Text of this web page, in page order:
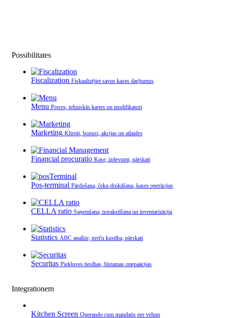
Possibilitates
Fiscalization Fiskaalizējiet savus kases darījumus
Menu Preces, tehniskās kartes un modifikatori
Marketing Klienti, bonusi, akcijas un atlaides
Financial procuratio Kase, izdevumi, pārskati
Pos-terminal Pārdošana, čeku drukāšana, kases operācijas
CELLA ratio Saņemšana, norakstīšana un inventarizācija
Statistics ABC analīze, preču kustība, pārskati
Securitas Piekļuves tiesības, bīstamas операācijas
Integrationem
Kitchen Screen Operando cum mandatis per velum